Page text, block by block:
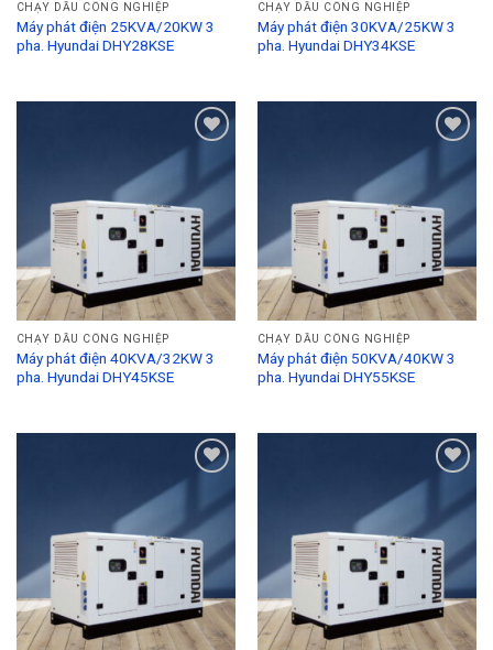
CHẠY DẦU CÔNG NGHIỆP
Máy phát điện 25KVA/20KW 3
pha. Hyundai DHY28KSE
CHẠY DẦU CÔNG NGHIỆP
Máy phát điện 30KVA/25KW 3
pha. Hyundai DHY34KSE
Wishlist
CHẠY DẦU CÔNG NGHIỆP
Máy phát điện 40KVA/32KW 3
pha. Hyundai DHY45KSE
Wishlist
CHẠY DẦU CÔNG NGHIỆP
Máy phát điện 50KVA/40KW 3
pha. Hyundai DHY55KSE
Wishlist
Wishlist